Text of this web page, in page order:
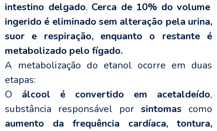
intestino delgado. Cerca de 10% do volume
ingerido é eliminado sem alteração pela urina,
suor e respiração, enquanto o restante é
metabolizado pelo fígado.
A metabolização do etanol ocorre em duas
etapas:
O álcool é convertido em acetaldeído,
substância responsável por sintomas como
aumento da frequência cardíaca, tontura,